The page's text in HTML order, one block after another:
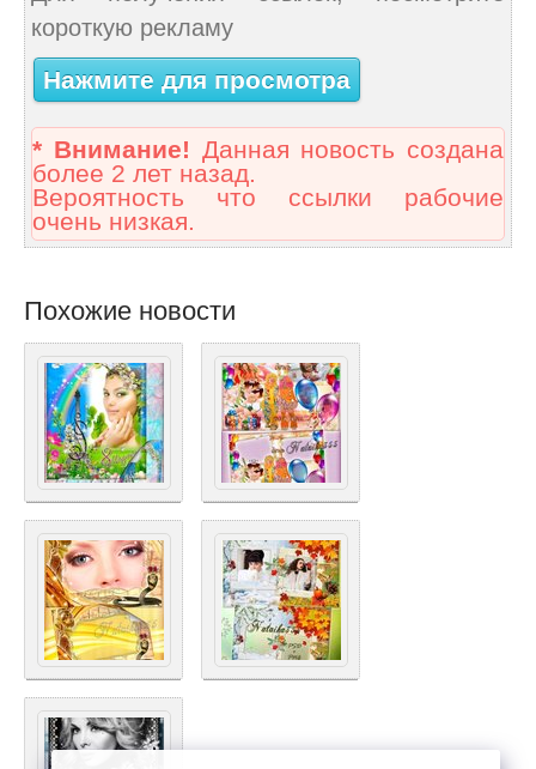
короткую рекламу
Нажмите для просмотра
* Внимание! Данная новость создана
более 2 лет назад.
Вероятность что ссылки рабочие
очень низкая.
Похожие новости